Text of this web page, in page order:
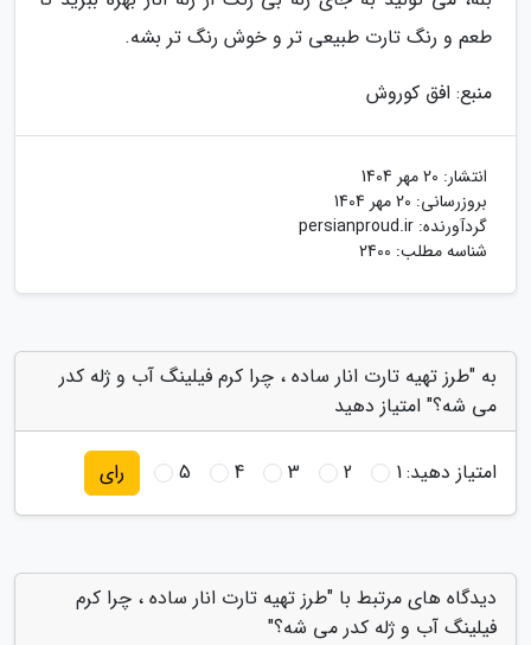
طعم و رنگ تارت طبیعی تر و خوش رنگ تر بشه.
منبع: افق کوروش
انتشار: 20 مهر 1404
بروزرسانی: 20 مهر 1404
گردآورنده: persianproud.ir
شناسه مطلب: 2400
به "طرز تهیه تارت انار ساده ، چرا کرم فیلینگ آب و ژله کدر
می شه؟" امتیاز دهید
امتیاز دهید:1
2
3
4
5 رای
دیدگاه های مرتبط با "طرز تهیه تارت انار ساده ، چرا کرم
فیلینگ آب و ژله کدر می شه؟"